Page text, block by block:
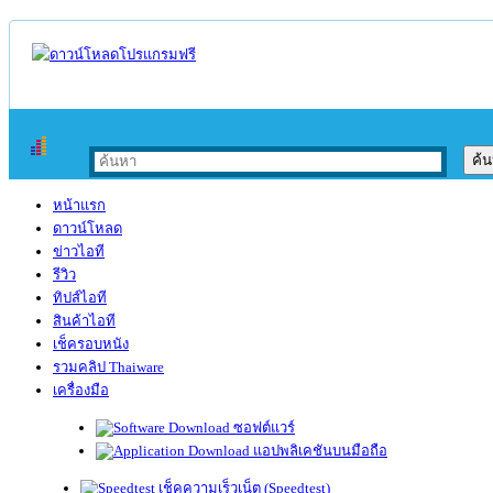
หน้าแรก
ดาวน์โหลด
ข่าวไอที
รีวิว
ทิปส์ไอที
สินค้าไอที
เช็ครอบหนัง
รวมคลิป Thaiware
เครื่องมือ
ซอฟต์แวร์
แอปพลิเคชันบนมือถือ
เช็คความเร็วเน็ต (Speedtest)